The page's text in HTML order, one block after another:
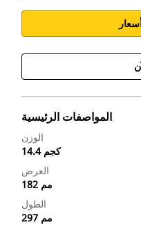
المواصفات الرئيسية
الوزن
14.4 كجم
العرض
182 مم
الطول
297 مم